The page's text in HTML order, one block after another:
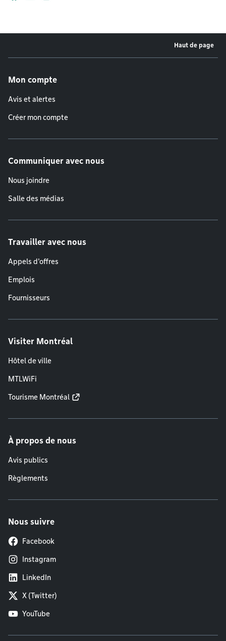
Haut de page
Mon compte
Avis et alertes
Créer mon compte
Communiquer avec nous
Nous joindre
Salle des médias
Travailler avec nous
Appels d'offres
Emplois
Fournisseurs
Visiter Montréal
Hôtel de ville
MTLWiFi
Tourisme Montréal
À propos de nous
Avis publics
Règlements
Nous suivre
Facebook
Instagram
LinkedIn
X (Twitter)
YouTube